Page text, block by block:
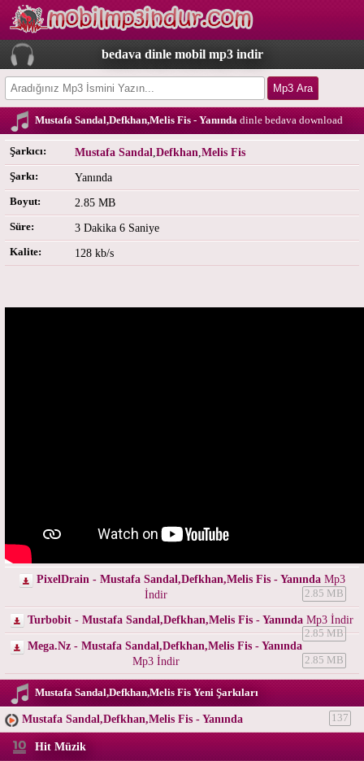
bedava dinle mobil mp3 indir
Mustafa Sandal,Defkhan,Melis Fis - Yanındadinle bedava download
Şarkıcı: Mustafa Sandal Defkhan Melis Fis
Şarkı: Yanında
Boyut: 2.85 MB
Süre: 3 Dakika 6 Saniye
Kalite: 128 kb/s
PixelDrain - Mustafa Sandal,Defkhan,Melis Fis - YanındaMp3
İndir
2.85 MB
Turbobit - Mustafa Sandal,Defkhan,Melis Fis - Yanında Mp3 İndir
2.85 MB
Mega.Nz - Mustafa Sandal,Defkhan,Melis Fis - Yanında
Mp3 İndir
2.85 MB
Mustafa Sandal,Defkhan,Melis Fis Yeni Şarkıları
Mustafa Sandal,Defkhan,Melis Fis - Yanında 137
Hit Müzik